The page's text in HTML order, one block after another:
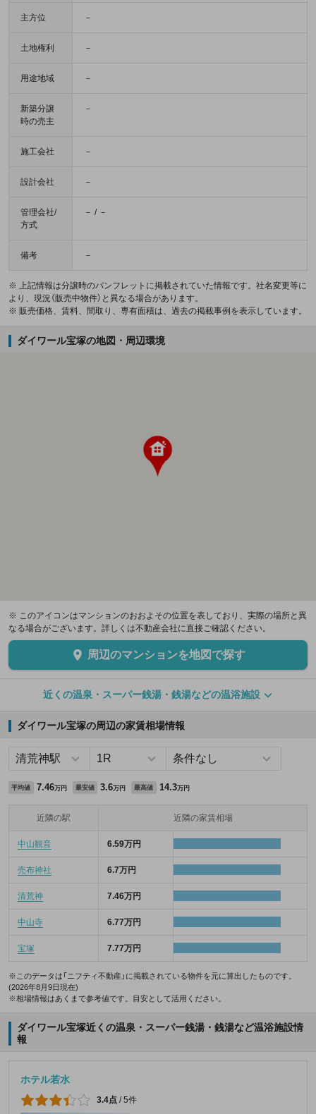
主方位 －
土地権利 －
用途地域 －
新築分譲
時の売主
－
施工会社 －
設計会社 －
管理会社/
方式
－ / －
備考 －
※ 上記情報は分譲時のパンフレットに掲載されていた情報です。社名変更等に
より、現況（販売中物件）と異なる場合があります。
※ 販売価格、賃料、間取り、専有面積は、過去の掲載事例を表示しています。
ダイワール宝塚の地図・周辺環境
※ このアイコンはマンションのおおよその位置を表しており、実際の場所と異
なる場合がございます。詳しくは不動産会社に直接ご確認ください。
周辺のマンションを地図で探す
近くの温泉・スーパー銭湯・銭湯などの温浴施設
ダイワール宝塚の周辺の家賃相場情報
平均値 7.46万円 最安値 3.6万円 最高値 14.3万円
近隣の駅 近隣の家賃相場
中山観音 6.59万円
売布神社 6.7万円
清荒神 7.46万円
中山寺 6.77万円
宝塚 7.77万円
※このデータは「ニフティ不動産」に掲載されている物件を元に算出したものです。
(2026年8月9日現在)
※相場情報はあくまで参考値です。目安として活用ください。
ダイワール宝塚近くの温泉・スーパー銭湯・銭湯など温浴施設情
報
ホテル若水
3.4点 /5件